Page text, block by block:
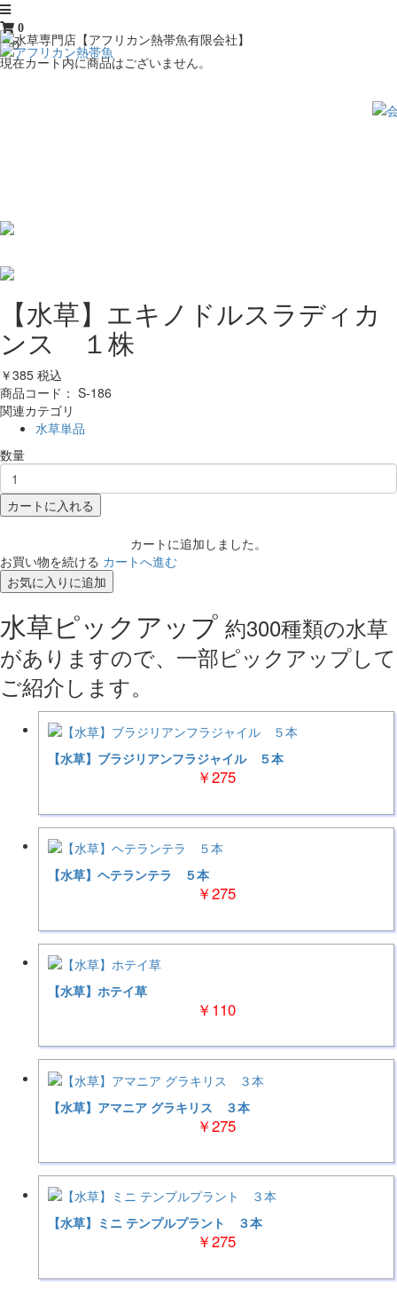
0
￥0
現在カート内に商品はございません。
【水草】エキノドルスラディカ
ンス １株
￥385 税込
商品コード： S-186
関連カテゴリ
水草単品
数量
カートに入れる
カートに追加しました。
お買い物を続ける カートへ進む
お気に入りに追加
水草ピックアップ 約300種類の水草
がありますので、一部ピックアップして
ご紹介します。
【水草】ブラジリアンフラジャイル ５本
￥275
【水草】ヘテランテラ ５本
￥275
【水草】ホテイ草
￥110
【水草】アマニア グラキリス ３本
￥275
【水草】ミニ テンプルプラント ３本
￥275